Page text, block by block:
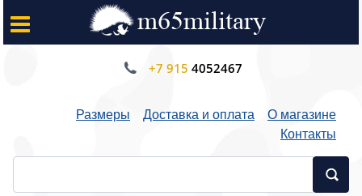
+7 915 4052467
Размеры Доставка и оплата
О магазине
Контакты